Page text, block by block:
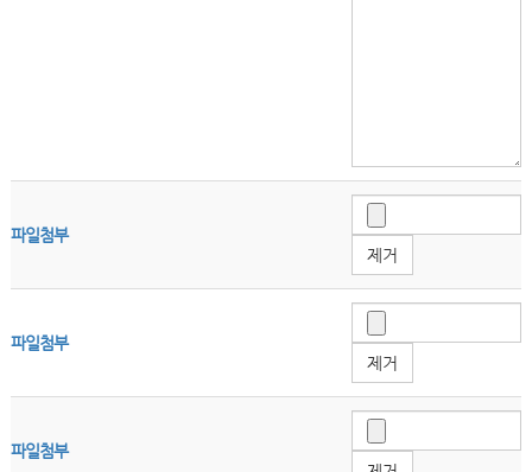
파일첨부
제거
파일첨부
제거
파일첨부